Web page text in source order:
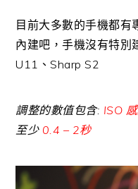
目前大多數的手機都有
內建吧，手機沒有特別
U11、Sharp S2
調整的數值包含: ISO
至少0.4 – 2秒